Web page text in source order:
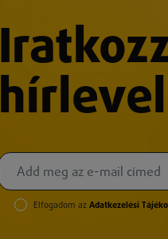
Elfogadom az Adatkezelési